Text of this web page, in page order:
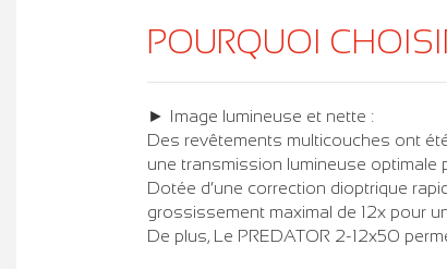
POURQUOI
► Image lumineuse et nette :
Des revêtements multicouches ont
une transmission lumineuse optimale
Dotée d’une correction dioptrique
grossissement maximal de 12x pour
De plus, Le PREDATOR 2-12x50